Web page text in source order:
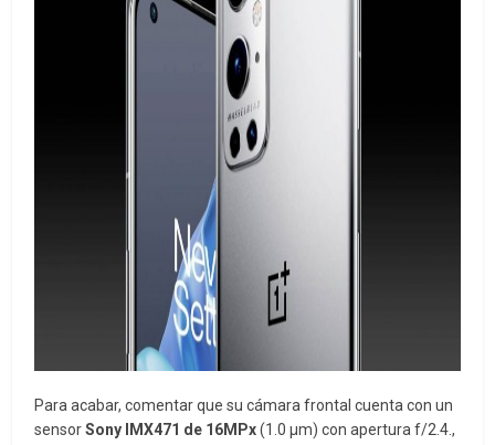
Para acabar, comentar que su cámara frontal cuenta con un
sensorSony IMX471 de 16MPx(1.0 μm) con apertura f/2.4.,